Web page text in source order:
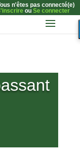
n'êtes pas connecté(e)
ou Se connecter